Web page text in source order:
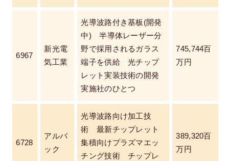
6967
新光電
気工業
光導波路付き基板(開発
中) 半導体レーザー分
野で採用されるガラス
端子を供給 光チップ
レット実装技術の開発
実施社のひとつ
745,744百
万円
6728
アルバ
ック
光導波路向け加工技
術 最新チップレット
集積向けプラズマエッ
チング技術 チップレ
389,320百
万円